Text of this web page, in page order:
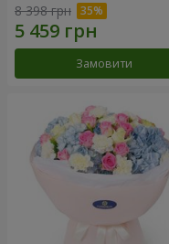
8 398 грн
Замовити